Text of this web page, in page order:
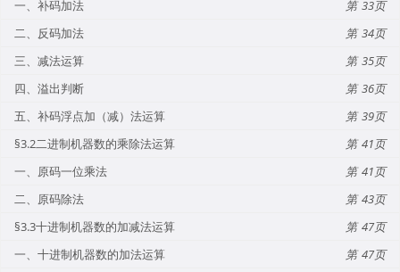
一、补码加法
33
二、反码加法
34
三、减法运算
35
四、溢出判断
36
五、补码浮点加（减）法运算
39
§3.2二进制机器数的乘除法运算
41
一、原码一位乘法
41
二、原码除法
43
§3.3十进制机器数的加减法运算
47
一、十进制机器数的加法运算
47